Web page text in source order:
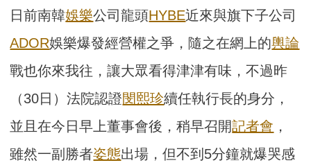
日前南韓娛樂公司龍頭HYBE近來與旗下子公司
ADOR娛樂爆發經營權之爭，隨之在網上的輿論
戰也你來我往，讓大眾看得津津有味，不過昨
（30日）法院認證閔熙珍續任執行長的身分，
並且在今日早上董事會後，稍早召開記者會 ，
雖然一副勝者姿態出場，但不到5分鐘就爆哭感